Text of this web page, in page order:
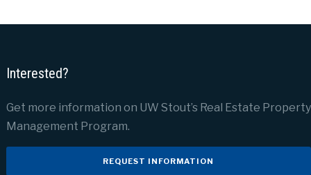
Interested?
Get more information on UW Stout’s Real Estate Property
Management Program.
REQUEST INFORMATION